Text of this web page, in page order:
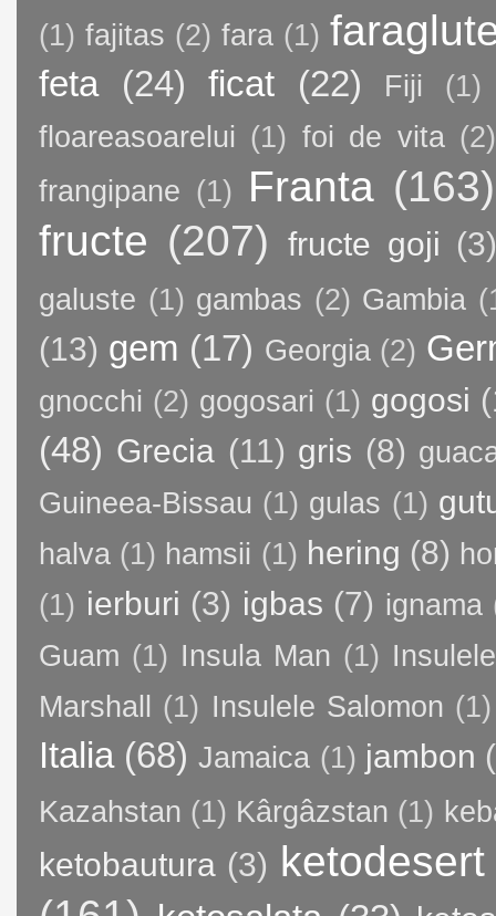
(1) fajitas (2) fara (1)
feta (24) ficat (22) Fiji
(1)
floareasoarelui (1) foi de vita (2)
frangipane (1) Franta (163)
fructe (207) fructe goji (3)
galuste (1) gambas (2) Gambia
(13) gem (17) Georgia (2)
gnocchi (2) gogosari (1) gogosi
(48) Grecia (11) gris (8)
Guineea-Bissau (1) gulas (1)
halva (1) hamsii (1) hering (8)
(1) ierburi (3) igbas (7) ignama
Guam (1) Insula Man (1)
Marshall
(1) Insulele Salomon (1)
Italia (68) Jamaica (1) jambon
Kazahstan (1) Kârgâzstan (1)
ketobautura (3) ketodesert